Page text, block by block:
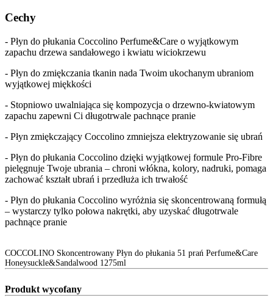
Cechy
- Płyn do płukania Coccolino Perfume&Care o wyjątkowym
zapachu drzewa sandałowego i kwiatu wiciokrzewu
- Płyn do zmiękczania tkanin nada Twoim ukochanym ubraniom
wyjątkowej miękkości
- Stopniowo uwalniająca się kompozycja o drzewno-kwiatowym
zapachu zapewni Ci długotrwale pachnące pranie
- Płyn zmiękczający Coccolino zmniejsza elektryzowanie się ubrań
- Płyn do płukania Coccolino dzięki wyjątkowej formule Pro-Fibre
pielęgnuje Twoje ubrania – chroni włókna, kolory, nadruki, pomaga
zachować kształt ubrań i przedłuża ich trwałość
- Płyn do płukania Coccolino wyróżnia się skoncentrowaną formułą
– wystarczy tylko połowa nakrętki, aby uzyskać długotrwale
pachnące pranie
COCCOLINO Skoncentrowany Płyn do płukania 51 prań Perfume&Care
Honeysuckle&Sandalwood 1275ml
Produkt wycofany